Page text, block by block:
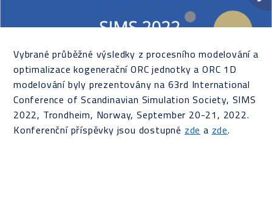
Vybrané průběžné výsledky z procesního modelování a
optimalizace kogenerační ORC jednotky a ORC 1D
modelování byly prezentovány na 63rd International
Conference of Scandinavian Simulation Society, SIMS
2022, Trondheim, Norway, September 20-21, 2022.
Konferenční příspěvky jsou dostupnézdeazde.